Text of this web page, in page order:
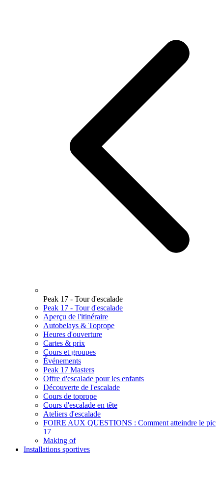
Peak 17 - Tour d'escalade
Peak 17 - Tour d'escalade
Aperçu de l'itinéraire
Autobelays & Toprope
Heures d'ouverture
Cartes & prix
Cours et groupes
Événements
Peak 17 Masters
Offre d'escalade pour les enfants
Découverte de l'escalade
Cours de toprope
Cours d'escalade en tête
Ateliers d'escalade
FOIRE AUX QUESTIONS : Comment atteindre le pic
17
Making of
Installations sportives